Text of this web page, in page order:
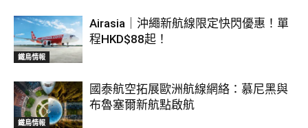
鐵鳥情報
Airasia｜沖繩新航線限定快閃優惠！單
程HKD$88起！
鐵鳥情報
國泰航空拓展歐洲航線網絡：慕尼黑與
布魯塞爾新航點啟航